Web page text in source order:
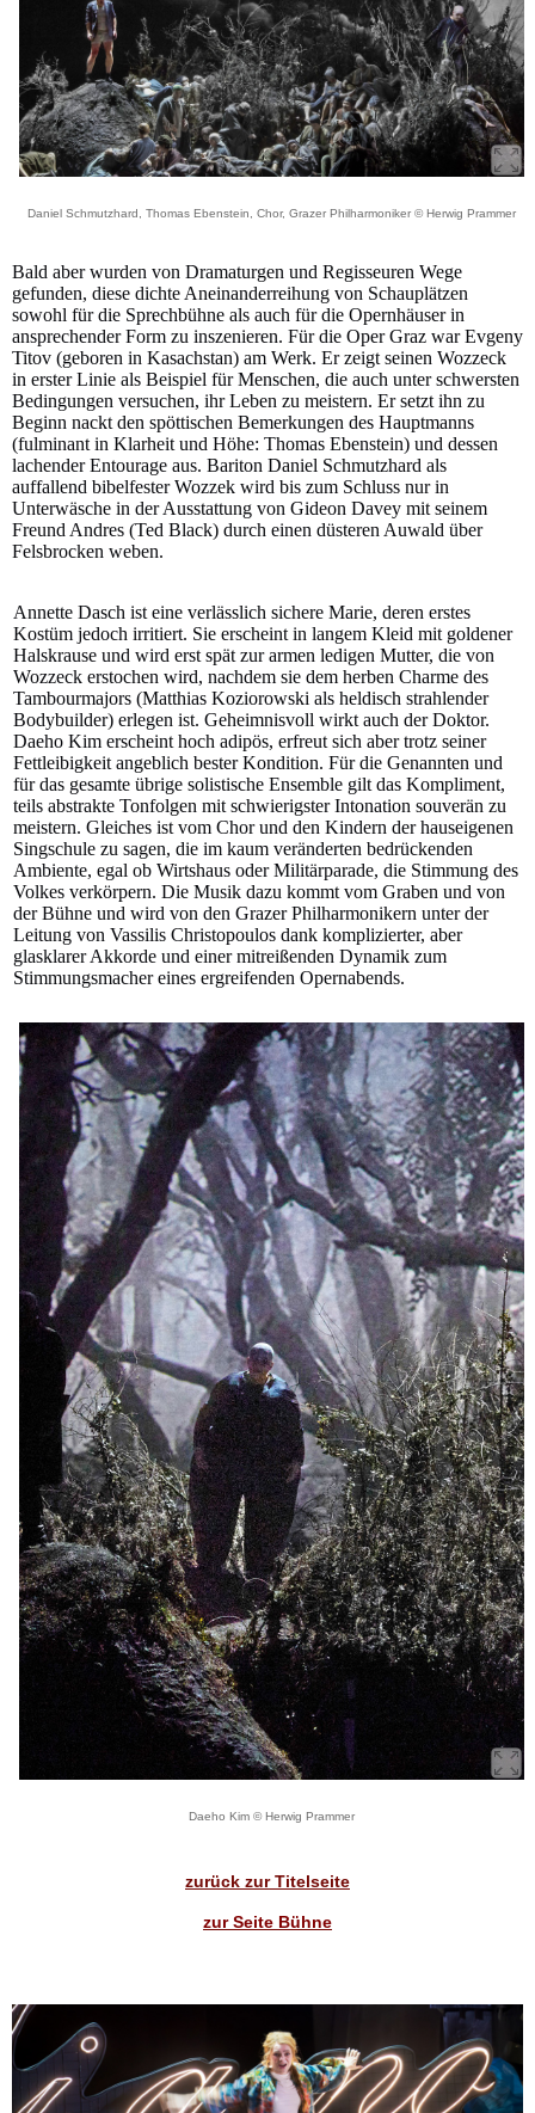
Daniel Schmutzhard, Thomas Ebenstein, Chor, Grazer Philharmoniker © Herwig Prammer
Bald aber wurden von Dramaturgen und Regisseuren Wege
gefunden, diese dichte Aneinanderreihung von Schauplätzen
sowohl für die Sprechbühne als auch für die Opernhäuser in
ansprechender Form zu inszenieren. Für die Oper Graz war Evgeny
Titov (geboren in Kasachstan) am Werk. Er zeigt seinen Wozzeck
in erster Linie als Beispiel für Menschen, die auch unter schwersten
Bedingungen versuchen, ihr Leben zu meistern. Er setzt ihn zu
Beginn nackt den spöttischen Bemerkungen des Hauptmanns
(fulminant in Klarheit und Höhe: Thomas Ebenstein) und dessen
lachender Entourage aus. Bariton Daniel Schmutzhard als
auffallend bibelfester Wozzek wird bis zum Schluss nur in
Unterwäsche in der Ausstattung von Gideon Davey mit seinem
Freund Andres (Ted Black) durch einen düsteren Auwald über
Felsbrocken weben.
Annette Dasch ist eine verlässlich sichere Marie, deren erstes
Kostüm jedoch irritiert. Sie erscheint in langem Kleid mit goldener
Halskrause und wird erst spät zur armen ledigen Mutter, die von
Wozzeck erstochen wird, nachdem sie dem herben Charme des
Tambourmajors (Matthias Koziorowski als heldisch strahlender
Bodybuilder) erlegen ist. Geheimnisvoll wirkt auch der Doktor.
Daeho Kim erscheint hoch adipös, erfreut sich aber trotz seiner
Fettleibigkeit angeblich bester Kondition. Für die Genannten und
für das gesamte übrige solistische Ensemble gilt das Kompliment,
teils abstrakte Tonfolgen mit schwierigster Intonation souverän zu
meistern. Gleiches ist vom Chor und den Kindern der hauseigenen
Singschule zu sagen, die im kaum veränderten bedrückenden
Ambiente, egal ob Wirtshaus oder Militärparade, die Stimmung des
Volkes verkörpern. Die Musik dazu kommt vom Graben und von
der Bühne und wird von den Grazer Philharmonikern unter der
Leitung von Vassilis Christopoulos dank komplizierter, aber
glasklarer Akkorde und einer mitreißenden Dynamik zum
Stimmungsmacher eines ergreifenden Opernabends.
Daeho Kim © Herwig Prammer
zurück zur Titelseite
zur Seite Bühne